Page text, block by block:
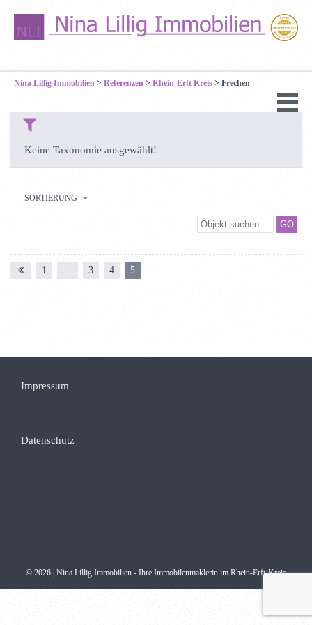
Nina Lillig Immobilien > Referenzen > Rhein-Erft Kreis > Frechen
Keine Taxonomie ausgewählt!
SORTIERUNG
1 … 3 4 5
Impressum
Datenschutz
© 2026 | Nina Lillig Immobilien - Ihre Immobilenmaklerin im Rhein-Erft-Kreis